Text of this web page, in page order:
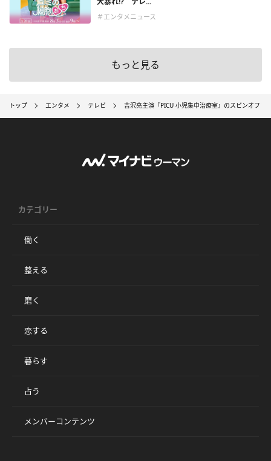
＃エンタメニュース
もっと見る
トップ エンタメ テレビ 吉沢亮主演『PICU 小児集中治療室』のスピンオフド
カテゴリー
働く
整える
磨く
恋する
暮らす
占う
メンバーコンテンツ